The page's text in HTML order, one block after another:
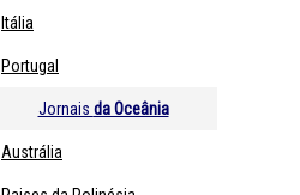
Itália
Portugal
Jornais da Oceânia
Austrália